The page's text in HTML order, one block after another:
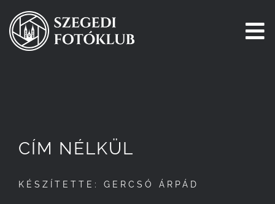
Kihagyás
Pályázatok
Tagjaink
CÍM NÉLKÜL
KÉSZÍTETTE: GERCSÓ ÁRPÁD